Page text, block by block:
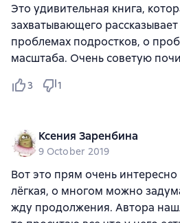
Это удивительная книга,
захватывающего
проблемах подростков, о
масштаба. Очень советую
3 1
Ксения Заренбина
9 October 2019
Вот это прям очень
лёгкая, о многом можно
жду продолжения. Автора